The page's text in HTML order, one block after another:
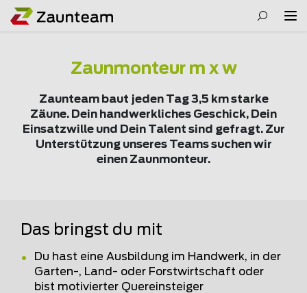
Zaunmonteur m x w
Zaunteam baut jeden Tag 3,5 km starke
Zäune. Dein handwerkliches Geschick, Dein
Einsatzwille und Dein Talent sind gefragt. Zur
Unterstützung unseres Teams suchen wir
einen Zaunmonteur.
Das bringst du mit
Du hast eine Ausbildung im Handwerk, in der
Garten-, Land- oder Forstwirtschaft oder
bist motivierter Quereinsteiger